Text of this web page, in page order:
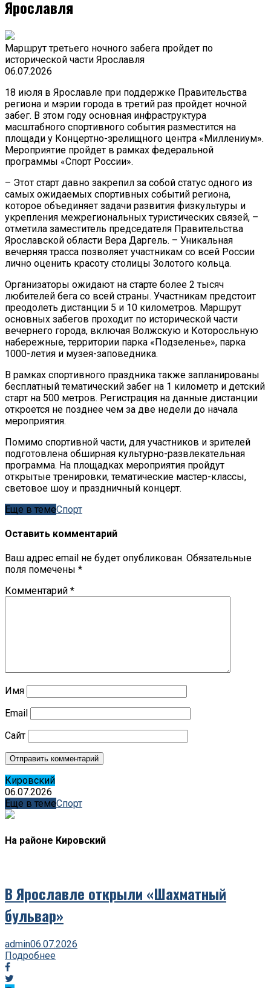
Ярославля
Маршрут третьего ночного забега пройдет по
исторической части Ярославля
06.07.2026
18 июля в Ярославле при поддержке Правительства
региона и мэрии города в третий раз пройдет ночной
забег. В этом году основная инфраструктура
масштабного спортивного события разместится на
площади у Концертно-зрелищного центра «Миллениум».
Мероприятие пройдет в рамках федеральной
программы «Спорт России».
– Этот старт давно закрепил за собой статус одного из
самых ожидаемых спортивных событий региона,
которое объединяет задачи развития физкультуры и
укрепления межрегиональных туристических связей, –
отметила заместитель председателя Правительства
Ярославской области Вера Даргель. – Уникальная
вечерняя трасса позволяет участникам со всей России
лично оценить красоту столицы Золотого кольца.
Организаторы ожидают на старте более 2 тысяч
любителей бега со всей страны. Участникам предстоит
преодолеть дистанции 5 и 10 километров. Маршрут
основных забегов проходит по исторической части
вечернего города, включая Волжскую и Которосльную
набережные, территории парка «Подзеленье», парка
1000-летия и музея-заповедника.
В рамках спортивного праздника также запланированы
бесплатный тематический забег на 1 километр и детский
старт на 500 метров. Регистрация на данные дистанции
откроется не позднее чем за две недели до начала
мероприятия.
Помимо спортивной части, для участников и зрителей
подготовлена обширная культурно-развлекательная
программа. На площадках мероприятия пройдут
открытые тренировки, тематические мастер-классы,
световое шоу и праздничный концерт.
Еще в темеСпорт
Оставить комментарий
Ваш адрес email не будет опубликован. Обязательные
поля помечены *
Комментарий *
Имя
Email
Сайт
Кировский
06.07.2026
Еще в темеСпорт
На районе Кировский
В Ярославле открыли «Шахматный
бульвар»
admin06.07.2026
Подробнее